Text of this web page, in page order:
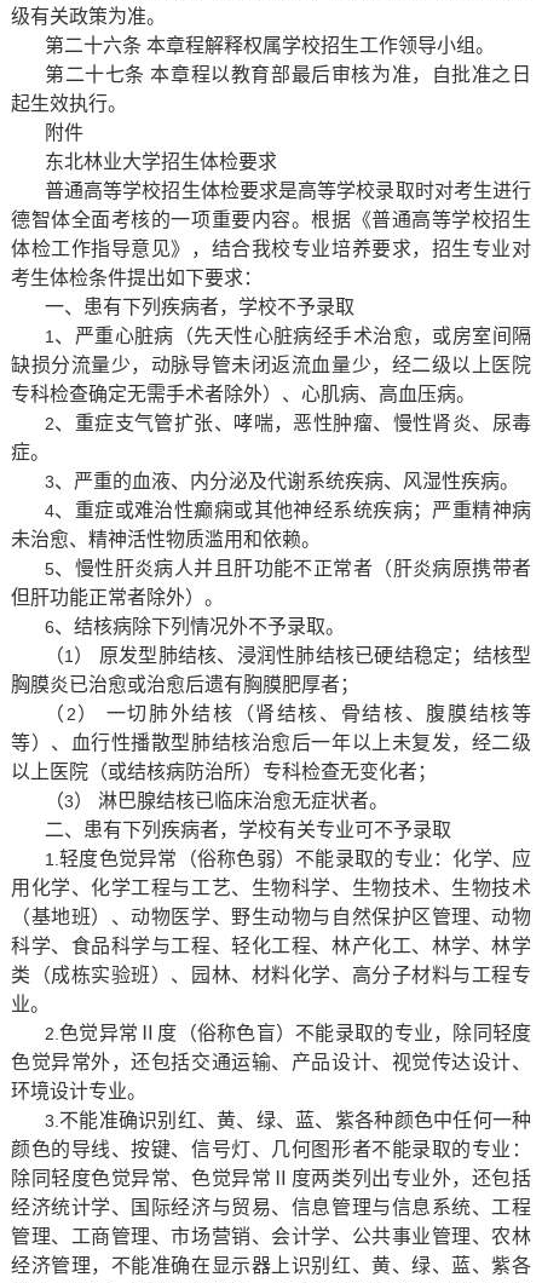
级有关政策为准。
第二十六条 本章程解释权属学校招生工作领导小组。
第二十七条 本章程以教育部最后审核为准，自批准之日
起生效执行。
附件
东北林业大学招生体检要求
普通高等学校招生体检要求是高等学校录取时对考生进行
德智体全面考核的一项重要内容。根据《普通高等学校招生
体检工作指导意见》，结合我校专业培养要求，招生专业对
考生体检条件提出如下要求：
一、患有下列疾病者，学校不予录取
1、严重心脏病（先天性心脏病经手术治愈，或房室间隔
缺损分流量少，动脉导管未闭返流血量少，经二级以上医院
专科检查确定无需手术者除外）、心肌病、高血压病。
2、重症支气管扩张、哮喘，恶性肿瘤、慢性肾炎、尿毒
症。
3、严重的血液、内分泌及代谢系统疾病、风湿性疾病。
4、重症或难治性癫痫或其他神经系统疾病；严重精神病
未治愈、精神活性物质滥用和依赖。
5、慢性肝炎病人并且肝功能不正常者（肝炎病原携带者
但肝功能正常者除外）。
6、结核病除下列情况外不予录取。
（1）
原发型肺结核、浸润性肺结核已硬结稳定；结核型
胸膜炎已治愈或治愈后遗有胸膜肥厚者；
（2）
一切肺外结核（肾结核、骨结核、腹膜结核等
等）、血行性播散型肺结核治愈后一年以上未复发，经二级
以上医院（或结核病防治所）专科检查无变化者；
（3）
淋巴腺结核已临床治愈无症状者。
二、患有下列疾病者，学校有关专业可不予录取
1.轻度色觉异常（俗称色弱）不能录取的专业：化学、应
用化学、化学工程与工艺、生物科学、生物技术、生物技术
（基地班）、动物医学、野生动物与自然保护区管理、动物
科学、食品科学与工程、轻化工程、林产化工、林学、林学
类（成栋实验班）、
园林、材料化学、高分子材料与工程专
业。
2.色觉异常Ⅱ度（俗称色盲）不能录取的专业，除同轻度
色觉异常外，还包括交通运输、产品设计、视觉传达设计、
环境设计专业。
3.不能准确识别红、黄、绿、蓝、紫各种颜色中任何一种
颜色的导线、按键、信号灯、几何图形者不能录取的专业：
除同轻度色觉异常、色觉异常Ⅱ度两类列出专业外，还包括
经济统计学、国际经济与贸易、信息管理与信息系统、工程
管理、工商管理、市场营销、会计学、公共事业管理、农林
经济管理，不能准确在显示器上识别红、黄、绿、蓝、紫各